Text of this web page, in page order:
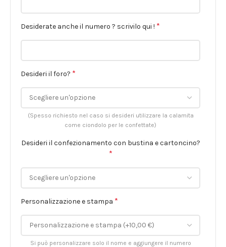
Desiderate anche il numero ? scrivilo qui ! *
Desideri il foro? *
(Spesso richiesto nel caso si desideri utilizzare la calamita
come ciondolo per le confettate)
Desideri il confezionamento con bustina e cartoncino?
*
Personalizzazione e stampa *
Si può personalizzare solo il nome e aggiungere il numero